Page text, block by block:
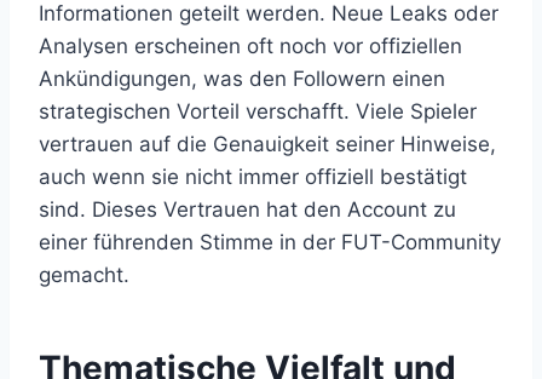
Informationen geteilt werden. Neue Leaks oder
Analysen erscheinen oft noch vor offiziellen
Ankündigungen, was den Followern einen
strategischen Vorteil verschafft. Viele Spieler
vertrauen auf die Genauigkeit seiner Hinweise,
auch wenn sie nicht immer offiziell bestätigt
sind. Dieses Vertrauen hat den Account zu
einer führenden Stimme in der FUT-Community
gemacht.
Thematische Vielfalt und